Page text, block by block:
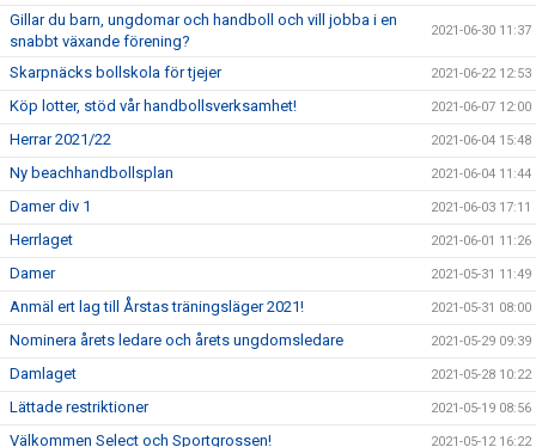
Gillar du barn, ungdomar och handboll och vill jobba i en
snabbt växande förening?
2021-06-30 11:37
Skarpnäcks bollskola för tjejer 2021-06-22 12:53
Köp lotter, stöd vår handbollsverksamhet! 2021-06-07 12:00
Herrar 2021/22 2021-06-04 15:48
Ny beachhandbollsplan 2021-06-04 11:44
Damer div 1 2021-06-03 17:11
Herrlaget 2021-06-01 11:26
Damer 2021-05-31 11:49
Anmäl ert lag till Årstas träningsläger 2021! 2021-05-31 08:00
Nominera årets ledare och årets ungdomsledare 2021-05-29 09:39
Damlaget 2021-05-28 10:22
Lättade restriktioner 2021-05-19 08:56
Välkommen Select och Sportgrossen! 2021-05-12 16:22